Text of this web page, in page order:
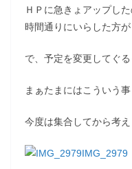
ＨＰに急きょアップし
時間通りにいらした方が
で、予定を変更してぐ
まぁたまにはこういう
今度は集合してから考え